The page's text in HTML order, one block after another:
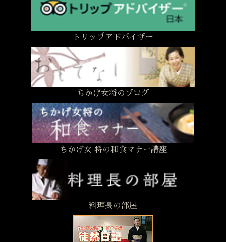
トリップアドバイザー
ちかげ女将のブログ
ちかげ女 将の和食マナー講座
料理長の部屋